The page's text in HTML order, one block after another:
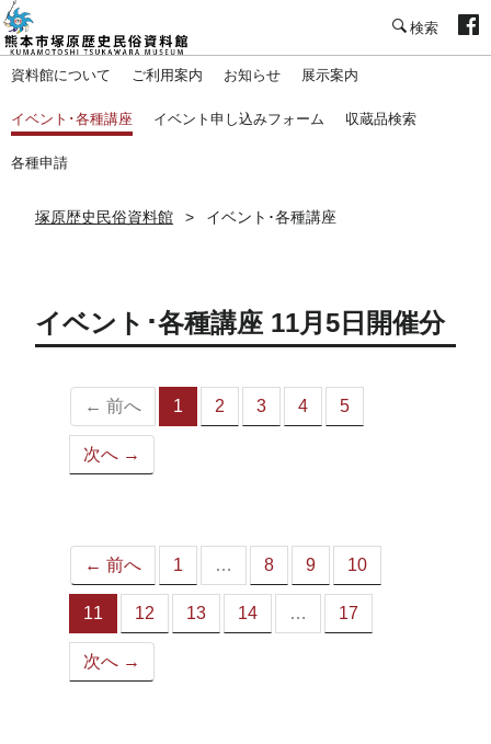
資料館について ご利用案内 お知らせ 展示案内
イベント･各種講座 イベント申し込みフォーム 収蔵品検索
各種申請
塚原歴史民俗資料館 イベント･各種講座
イベント･各種講座 11月5日開催分
← 前へ 1
（こ
2 3 4 5
次へ →
← 前へ 1 … 8 9 10
11
（こ
の
ペ
12 13 14 … 17
次へ →